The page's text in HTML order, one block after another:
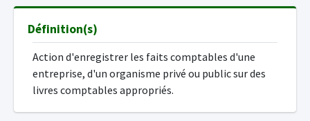
Définition(s)
Action d'enregistrer les faits comptables d'une
entreprise, d'un organisme privé ou public sur des
livres comptables appropriés.